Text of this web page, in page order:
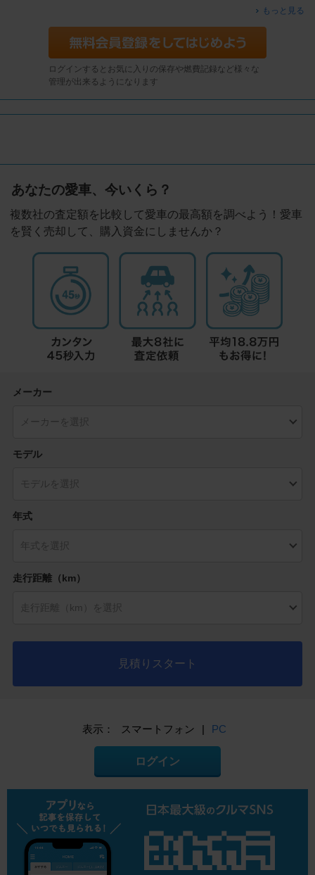
もっと見る
ログインするとお気に入りの保存や燃費記録など様々な
管理が出来るようになります
あなたの愛車、今いくら？
複数社の査定額を比較して愛車の最高額を調べよう！愛車
を賢く売却して、購入資金にしませんか？
メーカー
モデル
年式
走行距離（km）
見積りスタート
表示： スマートフォン | PC
ログイン